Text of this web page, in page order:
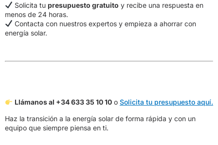
Solicita tu presupuesto gratuito y recibe una respuesta en
menos de 24 horas.
Contacta con nuestros expertos y empieza a ahorrar con
energía solar.
Llámanos al +34 633 35 10 10o Solicita tu presupuesto aquí.
Haz la transición a la energía solar de forma rápida y con un
equipo que siempre piensa en ti.